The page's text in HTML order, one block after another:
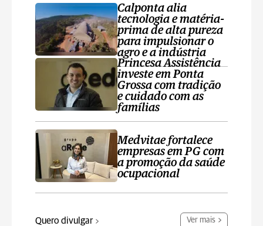
Calponta alia
tecnologia e matéria-
prima de alta pureza
para impulsionar o
agro e a indústria
Princesa Assistência
investe em Ponta
Grossa com tradição
e cuidado com as
famílias
Medvitae fortalece
empresas em PG com
a promoção da saúde
ocupacional
Quero divulgar Ver mais